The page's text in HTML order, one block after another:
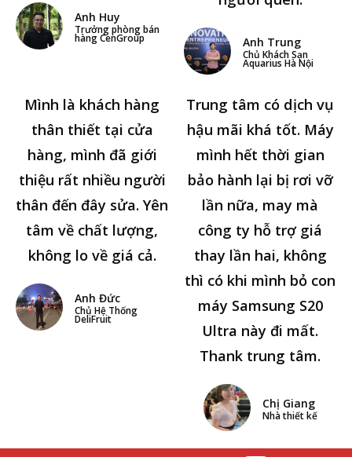
Anh Huy
Trưởng phòng bán
hàng CenGroup Anh Trung
Chủ Khách Sạn
Aquarius Hà Nội
Mình là khách hàng
thân thiết tại cửa
hàng, mình đã giới
thiệu rất nhiều người
thân đến đây sửa. Yên
tâm về chất lượng,
không lo về giá cả.
Anh Đức
Chủ Hệ Thống
DeliFruit
Trung tâm có dịch vụ
hậu mãi khá tốt. Máy
mình hết thời gian
bảo hành lại bị rơi vỡ
lần nữa, may mà
công ty hỗ trợ giá
thay lần hai, không
thì có khi mình bỏ con
máy Samsung S20
Ultra này đi mất.
Thank trung tâm.
Chị Giang
Nhà thiết kế